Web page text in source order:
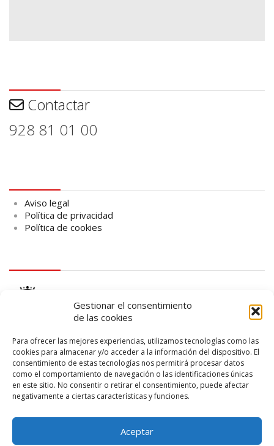
Gestionar el consentimiento
de las cookies
Para ofrecer las mejores experiencias, utilizamos tecnologías como las
cookies para almacenar y/o acceder a la información del dispositivo. El
consentimiento de estas tecnologías nos permitirá procesar datos
como el comportamiento de navegación o las identificaciones únicas
en este sitio. No consentir o retirar el consentimiento, puede afectar
negativamente a ciertas características y funciones.
Aceptar
Contactar
928 81 01 00
Aviso legal
Política de privacidad
Política de cookies
logo SID